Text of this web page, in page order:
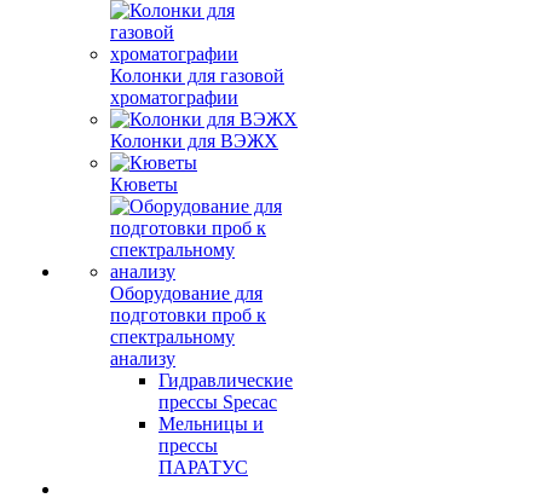
Колонки для газовой
хроматографии
Колонки для ВЭЖХ
Кюветы
Оборудование для
подготовки проб к
спектральному
анализу
Гидравлические
прессы Specac
Мельницы и
прессы
ПАРАТУС